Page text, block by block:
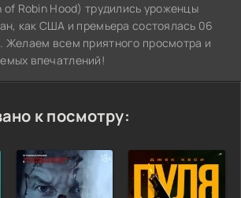
of Robin Hood) трудились уроженцы
как США и премьера состоялась 06
Желаем всем приятного просмотра и
впечатлений!
к посмотру: